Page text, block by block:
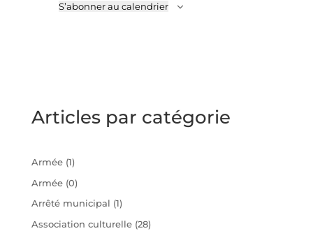
S’abonner au calendrier
Articles par catégorie
Armée(1)
Armée(0)
Arrêté municipal (1)
Association culturelle(28)